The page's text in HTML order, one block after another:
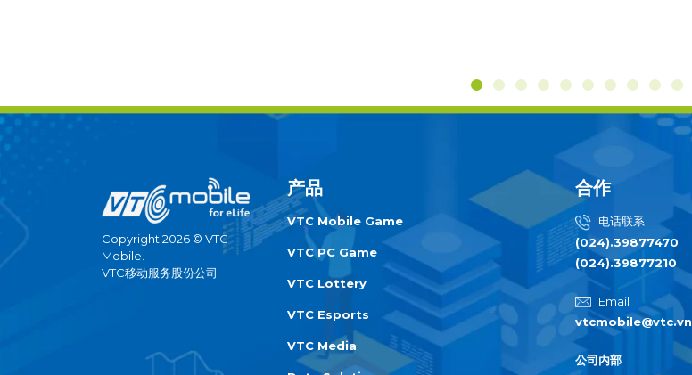
Copyright 2026 © VTC
Mobile.
VTC移动服务股份公司
产品
VTC Mobile Game
VTC PC Game
VTC Lottery
VTC Esports
VTC Media
合作
电话联系
(024).39877470
(024).39877210
Email
vtcmobile@vtc.vn
公司内部